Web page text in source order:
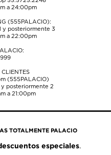
a 24:00pm
(555PALACIO):
y posteriormente 3
a 22:00pm
(555PALACIO)
posteriormente 2
a 21:00pm
TOTALMENTE PALACIO
especiales.